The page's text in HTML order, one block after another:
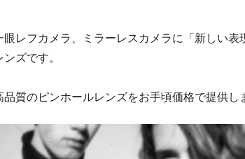
眼レフカメラ、ミラーレスカメラに「新しい表
ズです。
質のピンホールレンズをお手頃価格で提供し